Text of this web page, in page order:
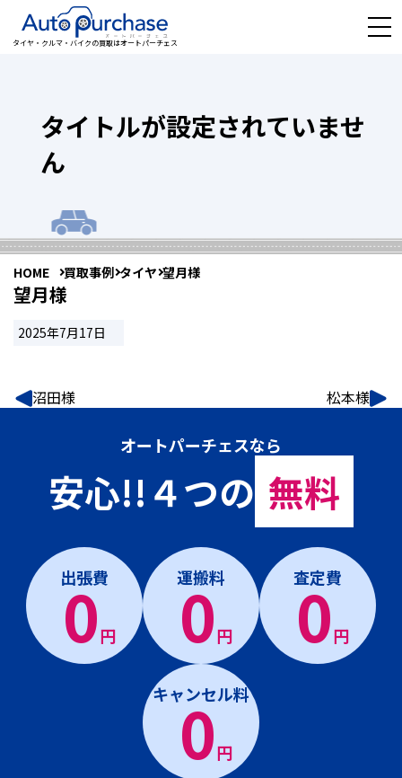
タイヤ・クルマ・バイクの買取はオートパーチェス
タイトルが設定されていませ
ん
HOME 買取事例 タイヤ 望月様
望月様
2025年7月17日
沼田様 松本様
オートパーチェスなら
安心!!４つの 無料
出張費
0円
運搬料
0円
査定費
0円
キャンセル料
0円